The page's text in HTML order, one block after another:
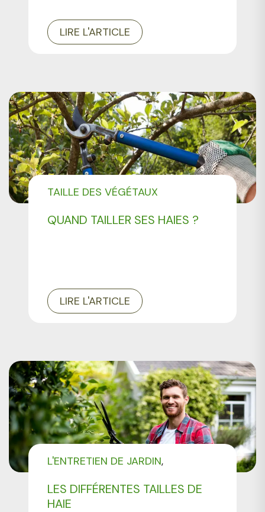
LIRE L'ARTICLE
QUAND TAILLER SES HAIES ?
TAILLE DES VÉGÉTAUX
LIRE L'ARTICLE
LES DIFFÉRENTES TAILLES DE
HAIE
L'ENTRETIEN DE JARDIN